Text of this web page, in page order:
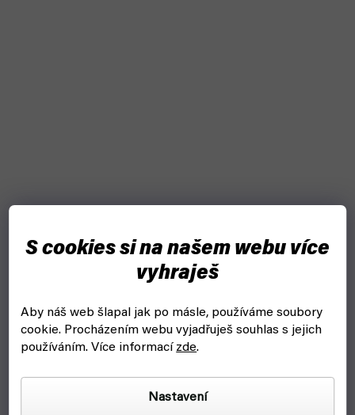
S cookies si na našem webu více
vyhraješ
Aby náš web šlapal jak po másle, používáme soubory
cookie. Procházením webu vyjadřuješ souhlas s jejich
používáním. Více informacízde.
Nastavení
Tokijský ghúl: re 16 - manga (Crew)
skladem, ihned k odeslání